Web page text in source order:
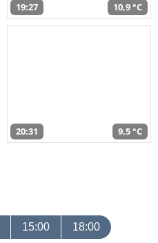
19:27 10,9 °C
20:31 9,5 °C
15:00 18:00